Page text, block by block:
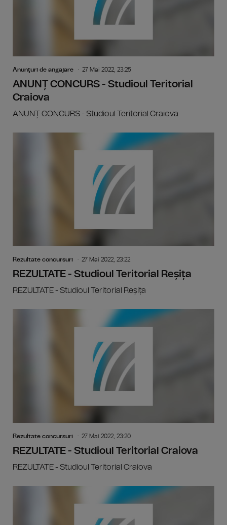
Anunţuri de angajare 27 Mai 2022, 23:25
ANUNȚ CONCURS - Studioul Teritorial
Craiova
ANUNȚ CONCURS - Studioul Teritorial Craiova
Rezultate concursuri 27 Mai 2022, 23:22
REZULTATE - Studioul Teritorial Reșița
REZULTATE - Studioul Teritorial Reșița
Rezultate concursuri 27 Mai 2022, 23:20
REZULTATE - Studioul Teritorial Craiova
REZULTATE - Studioul Teritorial Craiova